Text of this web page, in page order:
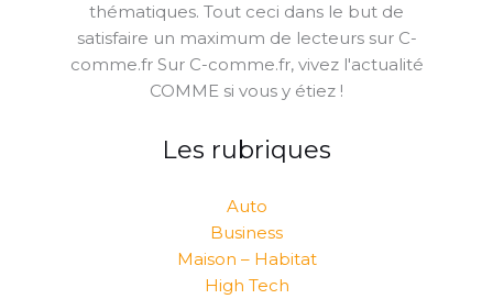
thématiques. Tout ceci dans le but de
satisfaire un maximum de lecteurs sur C-
comme.fr Sur C-comme.fr, vivez l'actualité
COMME si vous y étiez !
Les rubriques
Auto
Business
Maison – Habitat
High Tech